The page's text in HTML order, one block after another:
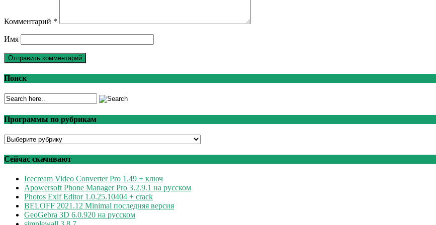
Комментарий *
Имя
Поиск
Программы по рубрикам
Программы
рубрикам
Сейчас скачивают
Icecream Video Converter Pro 1.49 + ключ
Apowersoft Phone Manager Pro 3.2.9.1 на русском
Photos Exif Editor 1.0.25.10404 + crack
BELOFF 2021.12 Minimal последняя версия
GeoGebra 3D 6.0.920 на русском